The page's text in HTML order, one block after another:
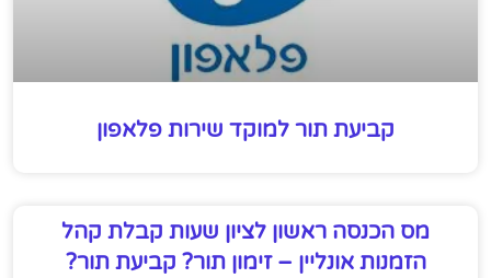
קביעת תור למוקד שירות פלאפון
מס הכנסה ראשון לציון שעות קבלת קהל
הזמנות אונליין – זימון תור? קביעת תור?